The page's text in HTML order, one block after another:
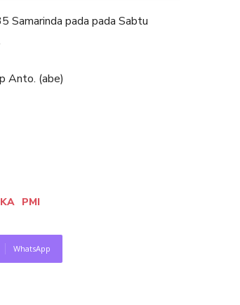
Samarinda pada pada Sabtu
Anto. (abe)
PMI
WhatsApp